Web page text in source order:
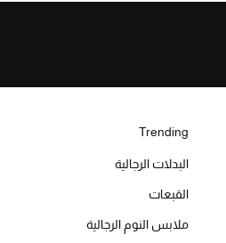
Trending
البدلات الرجالية
القبعات
ملابس النوم الرجالية